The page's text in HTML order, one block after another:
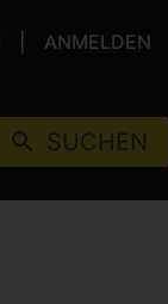
ANMELDEN
SUCHEN